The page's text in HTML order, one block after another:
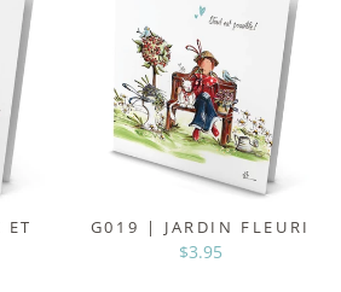
G019 | JARDIN FLEURI
$3.95